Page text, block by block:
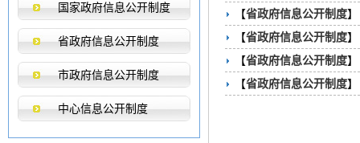
国家政府信息公开制度
省政府信息公开制度
市政府信息公开制度
中心信息公开制度
【省政府信息公开制度
【省政府信息公开制度
【省政府信息公开制度
【省政府信息公开制度